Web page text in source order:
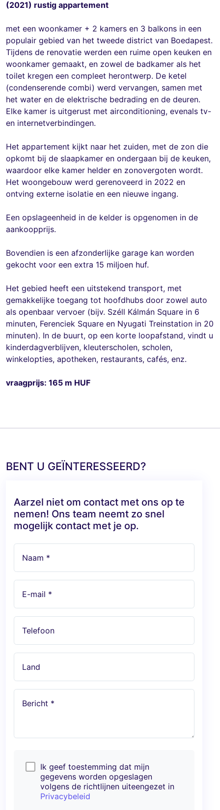
(2021) rustig appartement
met een woonkamer + 2 kamers en 3 balkons in een
populair gebied van het tweede district van Boedapest.
Tijdens de renovatie werden een ruime open keuken en
woonkamer gemaakt, en zowel de badkamer als het
toilet kregen een compleet herontwerp. De ketel
(condenserende combi) werd vervangen, samen met
het water en de elektrische bedrading en de deuren.
Elke kamer is uitgerust met airconditioning, evenals tv-
en internetverbindingen.
Het appartement kijkt naar het zuiden, met de zon die
opkomt bij de slaapkamer en ondergaan bij de keuken,
waardoor elke kamer helder en zonovergoten wordt.
Het woongebouw werd gerenoveerd in 2022 en
ontving externe isolatie en een nieuwe ingang.
Een opslageenheid in de kelder is opgenomen in de
aankoopprijs.
Bovendien is een afzonderlijke garage kan worden
gekocht voor een extra 15 miljoen huf.
Het gebied heeft een uitstekend transport, met
gemakkelijke toegang tot hoofdhubs door zowel auto
als openbaar vervoer (bijv. Széll Kálmán Square in 6
minuten, Ferenciek Square en Nyugati Treinstation in 20
minuten). In de buurt, op een korte loopafstand, vindt u
kinderdagverblijven, kleuterscholen, scholen,
winkelopties, apotheken, restaurants, cafés, enz.
vraagprijs: 165 m HUF
BENT U GEÏNTERESSEERD?
Aarzel niet om contact met ons op te
nemen! Ons team neemt zo snel
mogelijk contact met je op.
Naam *
E-mail *
Telefoon
Land
Bericht *
Ik geef toestemming dat mijn
gegevens worden opgeslagen
volgens de richtlijnen uiteengezet in
Privacybeleid